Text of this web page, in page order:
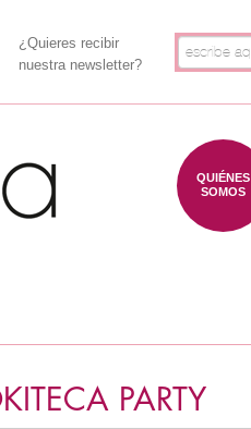
¿Quieres recibir
nuestra newsletter?
QUIÉNES
SOMOS
PARTY